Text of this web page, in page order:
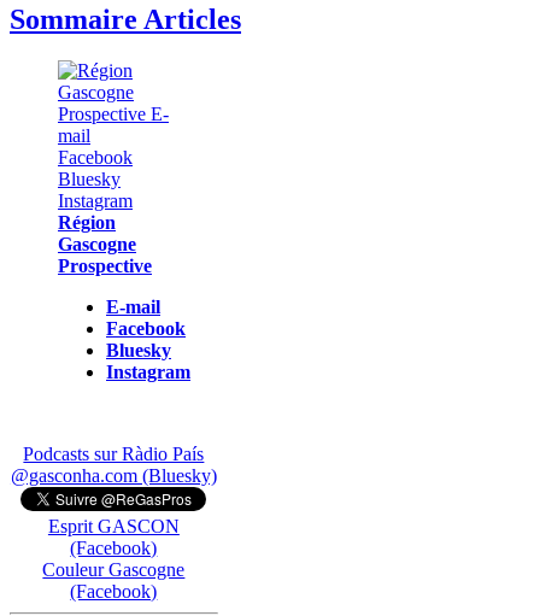
Sommaire Articles
Région
Gascogne
Prospective
E-mail
Facebook
Bluesky
Instagram
Podcasts sur Ràdio País
@gasconha.com (Bluesky)
Esprit GASCON
(Facebook)
Couleur Gascogne
(Facebook)